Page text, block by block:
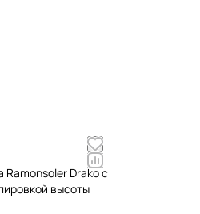
Drako с
высоты